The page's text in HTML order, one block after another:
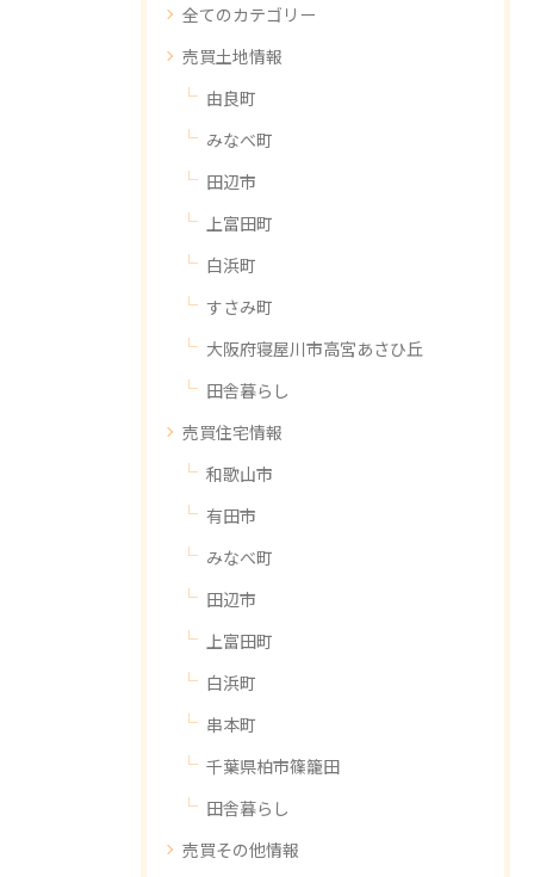
全てのカテゴリー
売買土地情報
由良町
みなべ町
田辺市
上富田町
白浜町
すさみ町
大阪府寝屋川市高宮あさひ丘
田舎暮らし
売買住宅情報
和歌山市
有田市
みなべ町
田辺市
上富田町
白浜町
串本町
千葉県柏市篠籠田
田舎暮らし
売買その他情報